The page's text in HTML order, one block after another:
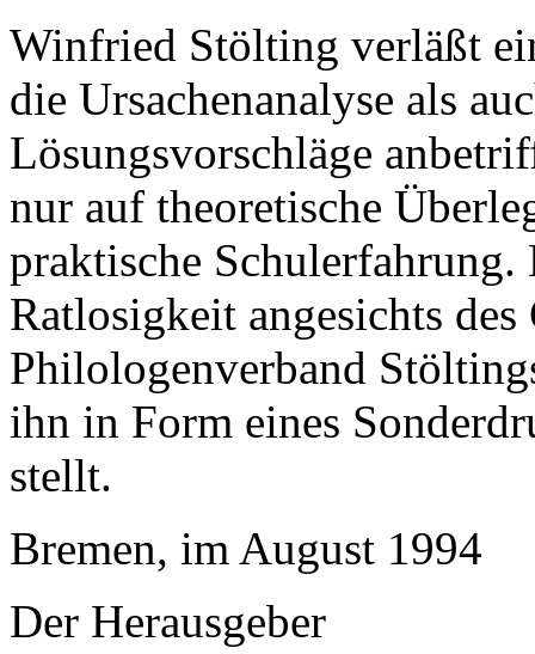
Winfried Stölting verläßt
die Ursachenanalyse als
Lösungsvorschläge
nur auf theoretische
praktische Schulerfahrung.
Ratlosigkeit angesichts
Philologenverband
ihn in Form eines
stellt.
Bremen, im August 1994
Der Herausgeber